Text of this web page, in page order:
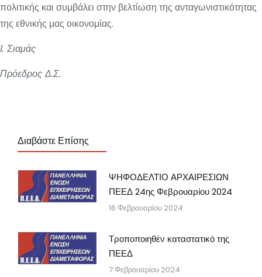
πολιτικής και συμβάλει στην βελτίωση της ανταγωνιστικότητας
της εθνικής μας οικονομίας.
Ι. Σιαμάς
Πρόεδρος Δ.Σ.
Διαβάστε Επίσης
ΨΗΦΟΔΕΛΤΙΟ ΑΡΧΑΙΡΕΣΙΩΝ
ΠΕΕΔ 24ης Φεβρουαρίου 2024
16 Φεβρουαρίου 2024
Τροποποιηθέν καταστατικό της
ΠΕΕΔ
7 Φεβρουαρίου 2024